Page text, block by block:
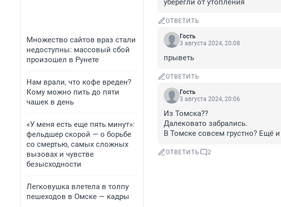
Множество сайтов враз стали
недоступны: массовый сбой
произошел в Рунете
Нам врали, что кофе вреден?
Кому можно пить до пяти
чашек в день
«У меня есть еще пять минут»:
фельдшер скорой — о борьбе
со смертью, самых сложных
вызовах и чувстве
безысходности
Легковушка влетела в толпу
пешеходов в Омске — кадры
уберегли от утопления
ОТВЕТИТЬ
Гость
3 августа 2024, 20:08
прыветь
ОТВЕТИТЬ
Гость
3 августа 2024, 20:06
Из Томска??
Далековато забрались.
В Томске совсем грустно? Ещё и
ОТВЕТИТЬ 2